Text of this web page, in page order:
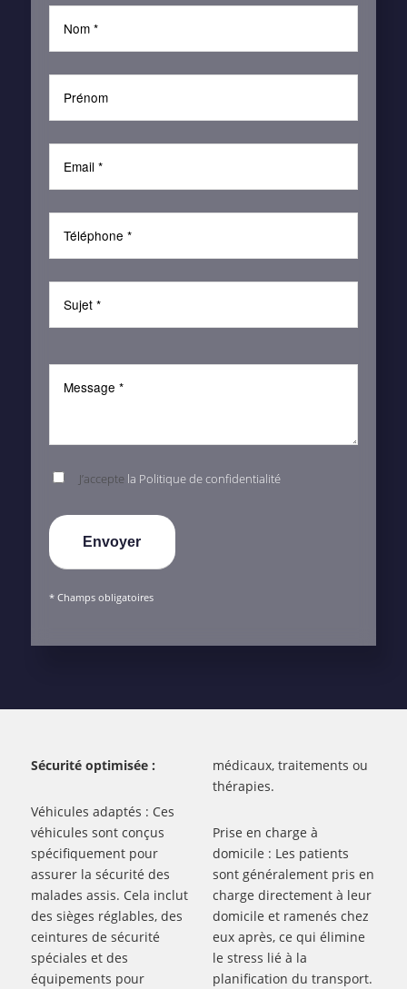
J’accepte la Politique de confidentialité
* Champs obligatoires
Sécurité optimisée :
Véhicules adaptés : Ces
véhicules sont conçus
spécifiquement pour
assurer la sécurité des
malades assis. Cela inclut
des sièges réglables, des
ceintures de sécurité
spéciales et des
équipements pour
médicaux, traitements ou
thérapies.
Prise en charge à
domicile : Les patients
sont généralement pris en
charge directement à leur
domicile et ramenés chez
eux après, ce qui élimine
le stress lié à la
planification du transport.